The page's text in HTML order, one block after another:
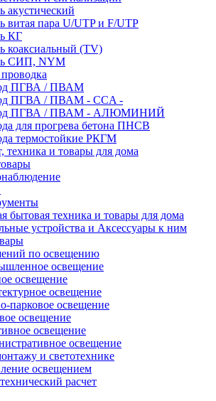
акустический
витая пара U/UTP и F/UTP
КГ
коаксиальный (TV)
СИП, NYM
ПГВА / ПВАМ
ПГВА / ПВАМ - CCA -
ПГВА / ПВАМ - АЛЮМИНИЙ
для прогрева бетона ПНСВ
термостойкие РКГМ
техника и товары для дома
бытовая техника и товары для дома
устройства и Аксессуары к ним
по освещению
освещение
освещение
освещение
парковое освещение
освещение
освещение
освещение
и светотехнике
освещением
расчет